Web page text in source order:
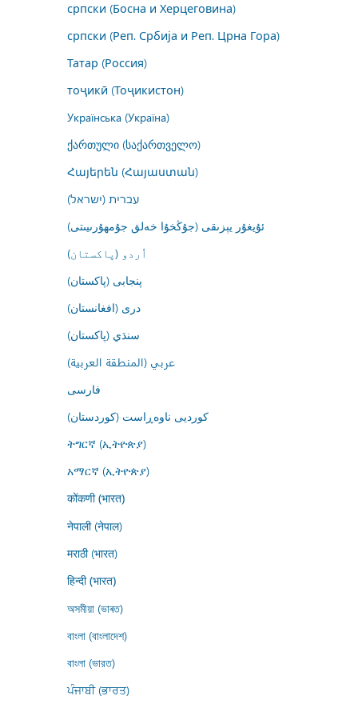
српски (Босна и Херцеговина)
српски (Реп. Србија и Реп. Црна Гора)
Татар (Россия)
тоҷикӣ (Тоҷикистон)
Українська (Україна)
ქართული (საქართველო)
Հայերեն (Հայաստան)
עברית (ישראל)
ئۇيغۇر يېزىقى (جۇڭخۇا خەلق جۇمھۇرىيىتى)
اُردو (پاکستان)
پنجابی (پاکستان)
درى (افغانستان)
سنڌي (پاکستان)
عربي (المنطقة العربية)
فارسى
کوردیی ناوەڕاست (کوردستان)
ትግርኛ (ኢትዮጵያ)
አማርኛ (ኢትዮጵያ)
कोंकणी (भारत)
नेपाली (नेपाल)
मराठी (भारत)
हिन्दी (भारत)
অসমীয়া (ভাৰত)
বাংলা (বাংলাদেশ)
বাংলা (ভারত)
ਪੰਜਾਬੀ (ਭਾਰਤ)